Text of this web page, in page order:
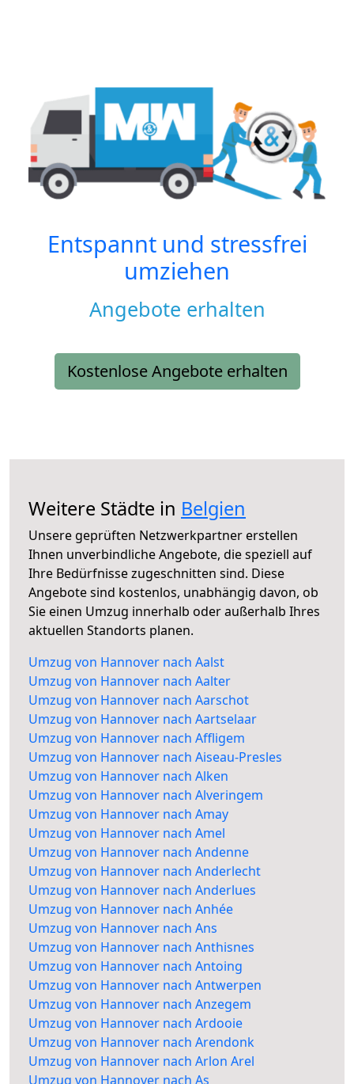
Entspannt und stressfrei
umziehen
Angebote erhalten
Kostenlose Angebote erhalten
Weitere Städte in Belgien
Unsere geprüften Netzwerkpartner erstellen
Ihnen unverbindliche Angebote, die speziell auf
Ihre Bedürfnisse zugeschnitten sind. Diese
Angebote sind kostenlos, unabhängig davon, ob
Sie einen Umzug innerhalb oder außerhalb Ihres
aktuellen Standorts planen.
Umzug von Hannover nach Aalst
Umzug von Hannover nach Aalter
Umzug von Hannover nach Aarschot
Umzug von Hannover nach Aartselaar
Umzug von Hannover nach Affligem
Umzug von Hannover nach Aiseau-Presles
Umzug von Hannover nach Alken
Umzug von Hannover nach Alveringem
Umzug von Hannover nach Amay
Umzug von Hannover nach Amel
Umzug von Hannover nach Andenne
Umzug von Hannover nach Anderlecht
Umzug von Hannover nach Anderlues
Umzug von Hannover nach Anhée
Umzug von Hannover nach Ans
Umzug von Hannover nach Anthisnes
Umzug von Hannover nach Antoing
Umzug von Hannover nach Antwerpen
Umzug von Hannover nach Anzegem
Umzug von Hannover nach Ardooie
Umzug von Hannover nach Arendonk
Umzug von Hannover nach Arlon Arel
Umzug von Hannover nach As